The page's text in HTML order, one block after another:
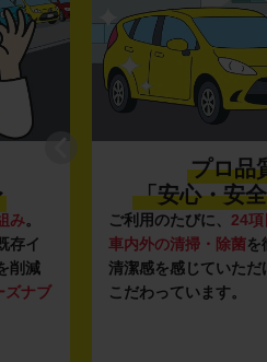
み。
存イ
削減
ズナブ
プロ品
「安心・安
ご利用のたびに、 24
車内外の清掃・除菌を
清潔感を感じていただ
こだわっています。